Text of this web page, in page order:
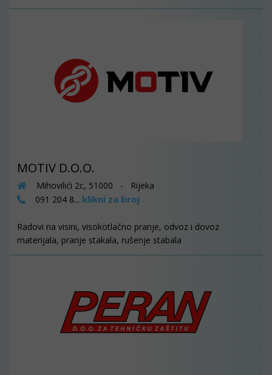
MOTIV D.O.O.
Mihovilići 2c, 51000 - Rijeka
091 204 8... klikni za broj
Radovi na visini, visokotlačno pranje, odvoz i dovoz
materijala, pranje stakala, rušenje stabala